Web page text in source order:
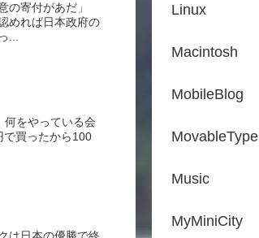
寄付があだ」
めれば日本政府の
...
をやっている会
で買ったから100
Linux
Macintosh
MobileBlog
MovableType
Music
MyMiniCity